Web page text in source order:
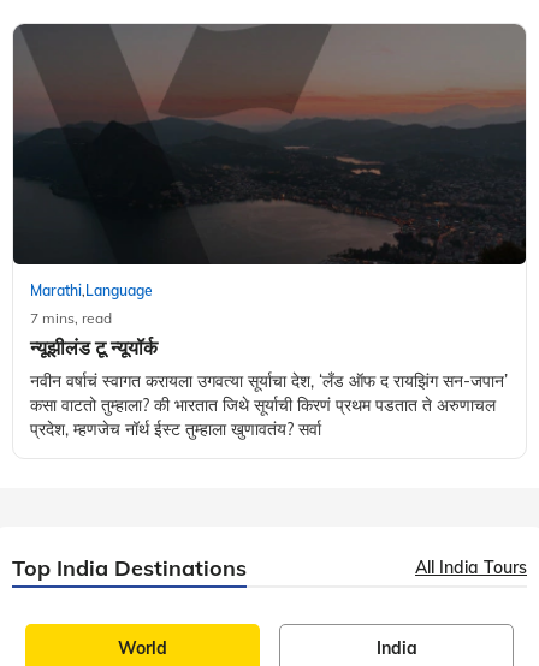
Marathi, Language
7 mins, read
न्यूझीलंड टू न्यूयॉर्क
नवीन वर्षाचं स्वागत करायला उगवत्या सूर्याचा देश, ‘लँड ऑफ द रायझिंग सन-जपान’
कसा वाटतो तुम्हाला? की भारतात जिथे सूर्याची किरणं प्रथम पडतात ते अरुणाचल
प्रदेश, म्हणजेच नॉर्थ ईस्ट तुम्हाला खुणावतंय? सर्वा
Top India Destinations All India Tours
World India